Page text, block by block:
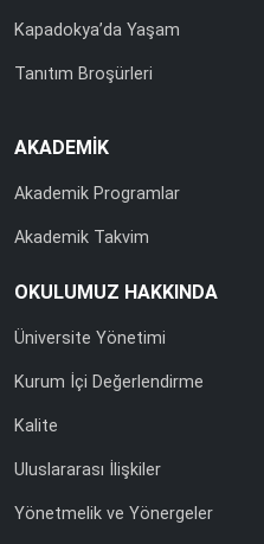
Kapadokya’da Yaşam
Tanıtım Broşürleri
AKADEMİK
Akademik Programlar
Akademik Takvim
OKULUMUZ HAKKINDA
Üniversite Yönetimi
Kurum İçi Değerlendirme
Kalite
Uluslararası İlişkiler
Yönetmelik ve Yönergeler